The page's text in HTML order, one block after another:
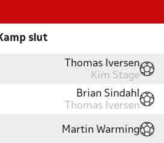
slut
Thomas Iversen
Kim Stage
Brian Sindahl
Thomas Iversen
Martin Warming